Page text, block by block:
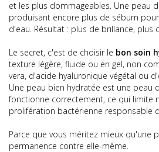
et les plus dommageables. Une peau
produisant encore plus de sébum
d'eau. Résultat : plus de brillance, plus
Le secret, c'est de choisir le bon soin
texture légère, fluide ou en gel, non
vera, d'acide hyaluronique végétal ou
Une peau bien hydratée est une peau
fonctionne correctement, ce qui limite
prolifération bactérienne responsable
Parce que vous méritez mieux qu'une
permanence contre elle-même.